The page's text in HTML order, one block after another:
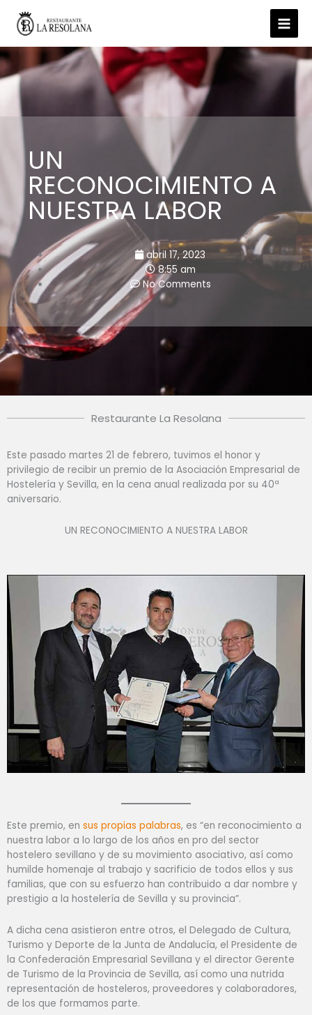
contenido
UN
RECONOCIMIENTO A
NUESTRA LABOR
abril 17, 2023
8:55 am
No Comments
Restaurante La Resolana
Este pasado martes 21 de febrero, tuvimos el honor y
privilegio de recibir un premio de la Asociación Empresarial de
Hostelería y Sevilla, en la cena anual realizada por su 40ª
aniversario.
UN RECONOCIMIENTO A NUESTRA LABOR
Este premio, en sus propias palabras, es “en reconocimiento a
nuestra labor a lo largo de los años en pro del sector
hostelero sevillano y de su movimiento asociativo, así como
humilde homenaje al trabajo y sacrificio de todos ellos y sus
familias, que con su esfuerzo han contribuido a dar nombre y
prestigio a la hostelería de Sevilla y su provincia”.
A dicha cena asistieron entre otros, el Delegado de Cultura,
Turismo y Deporte de la Junta de Andalucía, el Presidente de
la Confederación Empresarial Sevillana y el director Gerente
de Turismo de la Provincia de Sevilla, así como una nutrida
representación de hosteleros, proveedores y colaboradores,
de los que formamos parte.